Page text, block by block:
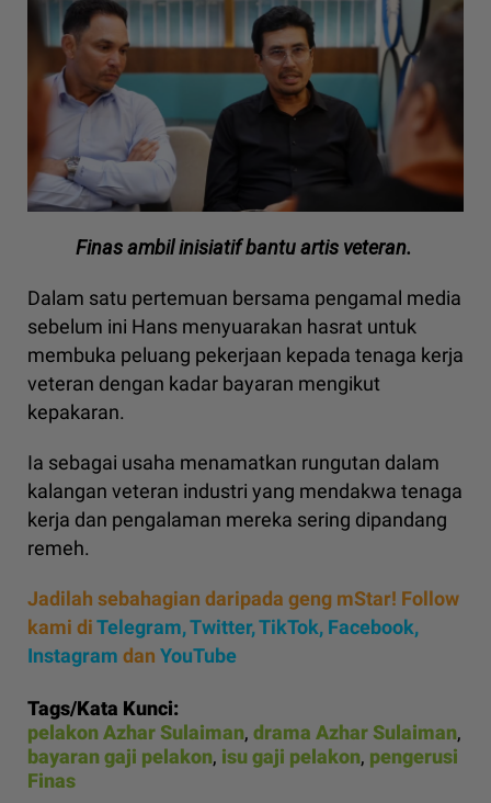
Finas ambil inisiatif bantu artis veteran.
Dalam satu pertemuan bersama pengamal media
sebelum ini Hans menyuarakan hasrat untuk
membuka peluang pekerjaan kepada tenaga kerja
veteran dengan kadar bayaran mengikut
kepakaran.
Ia sebagai usaha menamatkan rungutan dalam
kalangan veteran industri yang mendakwa tenaga
kerja dan pengalaman mereka sering dipandang
remeh.
Jadilah sebahagian daripada geng mStar! Follow
kami diTelegram,Twitter,TikTok, Facebook,
Instagram dan YouTube
Tags/Kata Kunci:
pelakon Azhar Sulaiman, drama Azhar Sulaiman,
bayaran gaji pelakon, isu gaji pelakon, pengerusi
Finas